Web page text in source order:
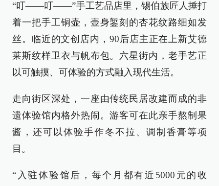
“叮——叮——”手工艺品店里，锡伯族匠人捶打
着一把手工铜壶，壶身錾刻的杏花纹路细如发
丝。临近的文创店内，90后店主正在上新艾德
莱斯纹样卫衣与帆布包。六星街内，老手艺正
以可触摸、可体验的方式融入现代生活。
走向街区深处，一座由传统民居改建而成的非
遗体验馆内格外热闹。游客可在此亲手熬制果
酱，还可以体验手作冬不拉、调制香膏等项
目。
“入驻体验馆后，每个月都有近5000元的收